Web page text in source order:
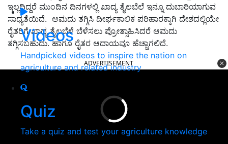
Videos
Handpicked videos to inspire the nation on
agriculture and related industry
Quiz
Take a quiz and test your agriculture knowledge
ಇಲ್ಲದಿದ್ದರೆ ಮುಂದಿನ ದಿನಗಳಲ್ಲಿ ಖಾದ್ಯ ತೈಲಬೆಲೆ ಇನ್ನೂ ದುಬಾರಿಯಾಗುವ
ಸಾಧ್ಯತೆಯಿದೆ. ಆಮದು ತಗ್ಗಿಸಿ ದೀರ್ಘಕಾಲಿಕ ಪರಿಹಾರಕ್ಕಾಗಿ ದೇಶದಲ್ಲಿಯೇ
ರೈತರಿಗೆ ಖಾದ್ಯ ತೈಲಬೆಳೆ ಬೆಳೆಸಲು ಪ್ರೋತ್ಸಾಹಿಸಿದರೆ ಆಮದು
ತಗ್ಗಿಸಬಹುದು. ಹಾಗೂ ರೈತರ ಆದಾಯವೂ ಹೆಚ್ಚಾಗಲಿದೆ.
ADVERTISEMENT